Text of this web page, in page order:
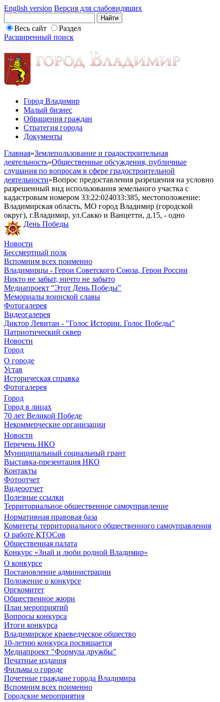
English version Версия для слабовидящих
Весь сайт
Раздел
Расширенный поиск
Город Владимир
Малый бизнес
Обращения граждан
Стратегия города
Документы
Главная»Землепользование и градостроительная
деятельность»Общественные обсуждения, публичные
слушания по вопросам в сфере градостроительной
деятельности»Вопрос предоставления разрешения на условно
разрешенный вид использования земельного участка с
кадастровым номером 33:22:024033:385, местоположение:
Владимирская область, МО город Владимир (городской
округ), г.Владимир, ул.Сакко и Ванцетти, д.15, - одно
День Победы
Новости
Бессмертный полк
Вспомним всех поименно
Владимирцы - Герои Советского Союза, Герои России
Никто не забыт, ничто не забыто
Медиапроект "Этот День Победы"
Мемориалы воинской славы
Фотогалерея
Видеогалерея
Диктор Левитан - "Голос Истории. Голос Победы"
Патриотический сквер
Новости
Город
О городе
Устав
Историческая справка
Фотогалерея
Город
Город в лицах
70 лет Великой Победе
Некоммерческие организации
Новости
Перечень НКО
Муниципальный социальный грант
Выставка-презентация НКО
Контакты
Фотоотчет
Видеоотчет
Полезные ссылки
Территориальное общественное самоуправление
Нормативная правовая база
Комитеты территориального общественного самоуправления
О работе КТОСов
Общественная палата
Конкурс «Знай и люби родной Владимир»
О конкурсе
Постановление администрации
Положение о конкурсе
Оргкомитет
Общественное жюри
План мероприятий
Вопросы конкурса
Итоги конкурса
Владимирское краеведческое общество
10-летию конкурса посвящается
Медиапроект "Формула дружбы"
Печатные издания
Фильмы о городе
Почетные граждане города Владимира
Вспомним всех поименно
Городские мероприятия